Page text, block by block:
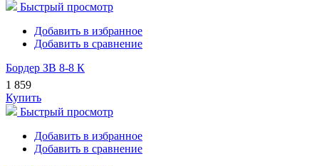
Быстрый просмотр
Добавить в избранное
Добавить в сравнение
Бордер ЗВ 8-8 К
1 859
Купить
Быстрый просмотр
Добавить в избранное
Добавить в сравнение